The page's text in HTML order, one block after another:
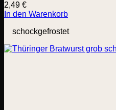
2,49 €
In den Warenkorb
schockgefrostet